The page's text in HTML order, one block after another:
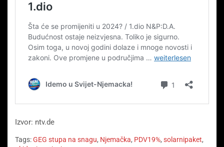
Izvor: ntv.de
Tags:GEG stupa na snagu, Njemačka, PDV19%, solarnipaket,